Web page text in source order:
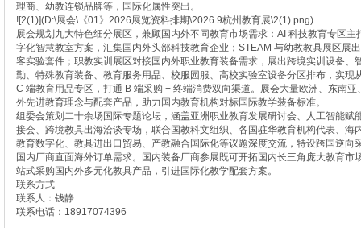
理商、幼教连锁品牌等，国际化属性突出。
![2(1)](D:\展会\《01》2026展览资料排期\2026.9杭州教育展\2(1).png)
展会规划九大特色细分展区，兼顾国内外不同教育市场需求：AI 科技教育专区
字化智慧教室方案，汇集国内外头部科技教育企业；STEAM 与幼教教具展区展
客实验套件；职教实训展区对接国内外职业教育装备需求，展出跨境实训设备、
勤、特殊教育装备、教育服务用品、校服园服、高校实验室设备分区排布，实现
C 端教育用品专区，打通 B 端采购 + 终端消费双向渠道。展会大量欧洲、东南
外先进教育理念与配套产品，助力国内教育机构对标国际教学装备标准。
组委会策划二十余场国际专题论坛，涵盖亚洲职业教育发展研讨会、人工智能赋
接会、跨境教具出海洽谈专场，联合国教科文组织、各国驻华教育机构代表、海
教育数字化、教具进出口贸易、产教融合国际化等议题深度交流，特设跨国逆向
国内厂商直面海外订单需求。国内装备厂商参展既可开拓国内长三角庞大教育市
站式采购国内外多元化教具产品，引进国际化教学配套方案。
联系方式
联系人：钱静
联系电话：18917074396